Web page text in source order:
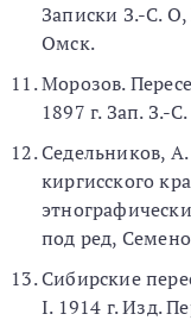
Записки З.-С.
Омск.
Морозов.
1897 г. Зап. З.-
Седельников,
киргисского
под ред,
Сибирские
I. 1914 г. Изд.